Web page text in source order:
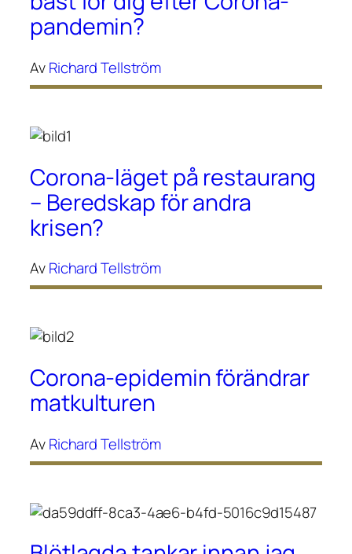
pandemin?
AvRichard Tellström
Corona-läget på restaurang
– Beredskap för andra
krisen?
AvRichard Tellström
Corona-epidemin förändrar
matkulturen
AvRichard Tellström